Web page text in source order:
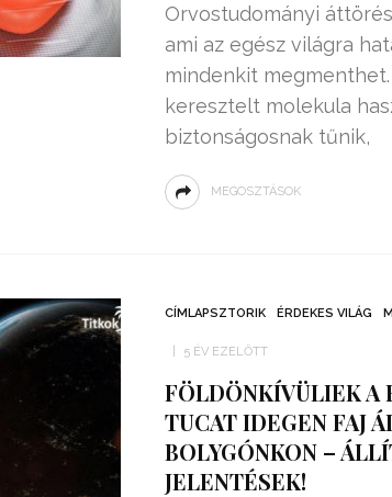
Orvostudományi
ami az egész világra
mindenkit megmenthet.
keresztelt molekula
biztonságosnak tűnik,
MEGOSZTÁSOK
CÍMLAPSZTORIK ÉRDEKES VILÁG
5 ÉV EZELŐTT
FÖLDÖNKÍVÜLIEK A
TUCAT IDEGEN FAJ
BOLYGÓNKON –
JELENTÉSEK!